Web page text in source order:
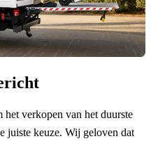
verkopen van het duurste
juiste keuze. Wij geloven dat